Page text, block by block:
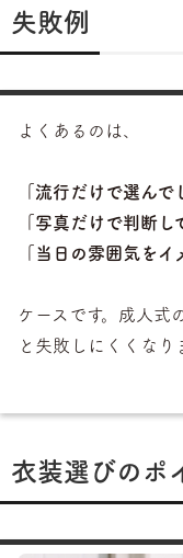
失敗例
よくあるのは、
「流行だけで選んで
「写真だけで判断し
「当日の雰囲気をイ
ケースです。成人式
と失敗しにくくなり
衣装選びのポ